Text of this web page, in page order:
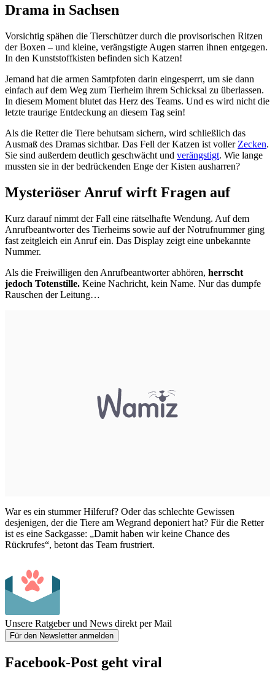
Drama in Sachsen
Vorsichtig spähen die Tierschützer durch die provisorischen Ritzen
der Boxen – und kleine, verängstigte Augen starren ihnen entgegen.
In den Kunststoffkisten befinden sich Katzen!
Jemand hat die armen Samtpfoten darin eingesperrt, um sie dann
einfach auf dem Weg zum Tierheim ihrem Schicksal zu überlassen.
In diesem Moment blutet das Herz des Teams. Und es wird nicht die
letzte traurige Entdeckung an diesem Tag sein!
Als die Retter die Tiere behutsam sichern, wird schließlich das
Ausmaß des Dramas sichtbar. Das Fell der Katzen ist voller Zecken.
Sie sind außerdem deutlich geschwächt und verängstigt. Wie lange
mussten sie in der bedrückenden Enge der Kisten ausharren?
Mysteriöser Anruf wirft Fragen auf
Kurz darauf nimmt der Fall eine rätselhafte Wendung. Auf dem
Anrufbeantworter des Tierheims sowie auf der Notrufnummer ging
fast zeitgleich ein Anruf ein. Das Display zeigt eine unbekannte
Nummer.
Als die Freiwilligen den Anrufbeantworter abhören, herrscht
jedoch Totenstille. Keine Nachricht, kein Name. Nur das dumpfe
Rauschen der Leitung…
War es ein stummer Hilferuf? Oder das schlechte Gewissen
desjenigen, der die Tiere am Wegrand deponiert hat? Für die Retter
ist es eine Sackgasse: „Damit haben wir keine Chance des
Rückrufes“, betont das Team frustriert.
Unsere Ratgeber und News direkt per Mail
Für den Newsletter anmelden
Facebook-Post geht viral